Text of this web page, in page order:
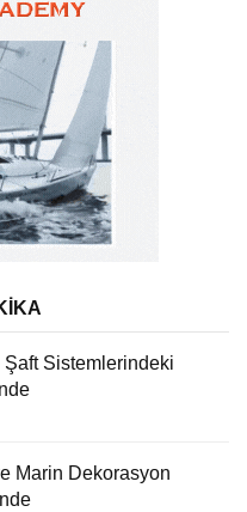
Sistemlerindeki
Marin Dekorasyon